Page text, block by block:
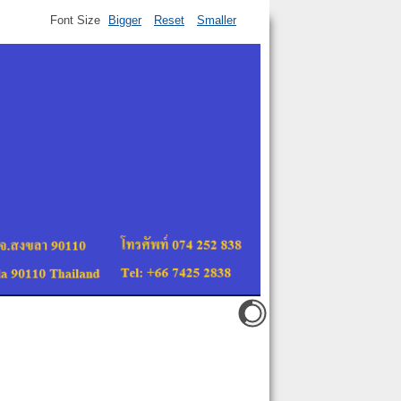
Font Size Bigger Reset Smaller